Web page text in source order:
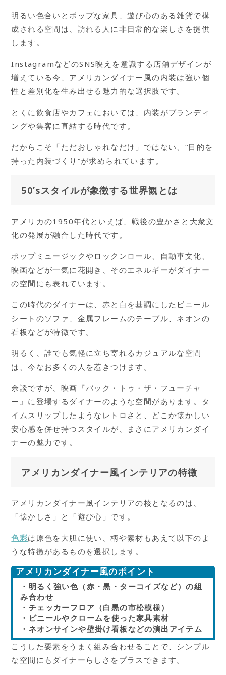
明るい色合いとポップな家具、遊び心のある雑貨で構
成される空間は、訪れる人に非日常的な楽しさを提供
します。
InstagramなどのSNS映えを意識する店舗デザインが
増えている今、アメリカンダイナー風の内装は強い個
性と差別化を生み出せる魅力的な選択肢です。
とくに飲食店やカフェにおいては、内装がブランディ
ングや集客に直結する時代です。
だからこそ「ただおしゃれなだけ」ではない、“目的を
持った内装づくり”が求められています。
50’sスタイルが象徴する世界観とは
アメリカの1950年代といえば、戦後の豊かさと大衆文
化の発展が融合した時代です。
ポップミュージックやロックンロール、自動車文化、
映画などが一気に花開き、そのエネルギーがダイナー
の空間にも表れています。
この時代のダイナーは、赤と白を基調にしたビニール
シートのソファ、金属フレームのテーブル、ネオンの
看板などが特徴です。
明るく、誰でも気軽に立ち寄れるカジュアルな空間
は、今なお多くの人を惹きつけます。
余談ですが、映画『バック・トゥ・ザ・フューチャ
ー』に登場するダイナーのような空間があります。タ
イムスリップしたようなレトロさと、どこか懐かしい
安心感を併せ持つスタイルが、まさにアメリカンダイ
ナーの魅力です。
アメリカンダイナー風インテリアの特徴
アメリカンダイナー風インテリアの核となるのは、
「懐かしさ」と「遊び心」です。
色彩は原色を大胆に使い、柄や素材もあえて以下のよ
うな特徴があるものを選択します。
アメリカンダイナー風のポイント
・明るく強い色（赤・黒・ターコイズなど）の組
み合わせ
・チェッカーフロア（白黒の市松模様）
・ビニールやクロームを使った家具素材
・ネオンサインや壁掛け看板などの演出アイテム
こうした要素をうまく組み合わせることで、シンプル
な空間にもダイナーらしさをプラスできます。